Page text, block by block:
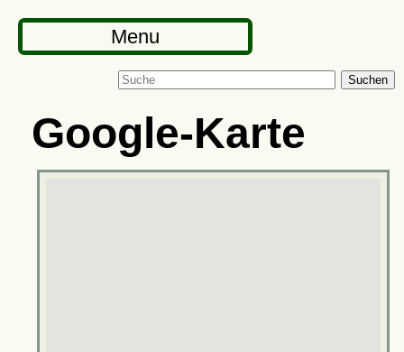
Menu
Suchen
Google-Karte